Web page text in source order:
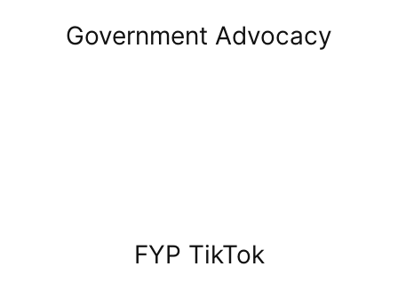
Government Advocacy
FYP TikTok